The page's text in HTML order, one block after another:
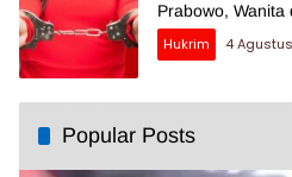
Prabowo, Wanita
Hukrim
4
Popular Posts